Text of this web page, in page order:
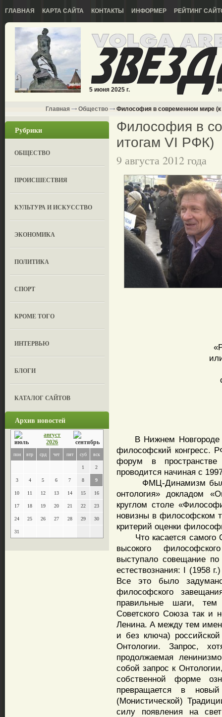
ГЛАВНАЯ КАРТА САЙТА КОНТАКТЫ ИНФОРМЕР РЕЙТИНГ
5 июня 2025 г.
Главная Общество Философия в современном мире (к
Рубрики
ОБЩЕСТВО
ПРОИСШЕСТВИЯ
КУЛЬТУРА И ИСКУССТВО
ЭКОНОМИКА
ПОЛИТИКА
СПОРТ
КРОМЕ ТОГО
ИНТЕРВЬЮ
БЛОГИ
КАТАЛОГ САЙТОВ
Архив новостей
август
2026
пон втр срд чет пят суб вск
1 2
3 4 5 6 7 8 9
10 11 12 13 14 15 16
17 18 19 20 21 22 23
24 25 26 27 28 29 30
31
Философия в
итогам VI РФК)
9 августа 2012 года
В Нижнем Новгороде в
философский конгресс.
форум в
проводится начиная с
ФМЦ-Динамизм был
онтология» докладом
круглом столе
новизны в философском
критерий оценки
Что касается самого
высокого
выступало совещание
естествознания: I (1958
Все это было
философского
правильные шаги,
Советского Союза так и
Ленина. А между тем
и без ключа)
Онтологии. Запрос,
продолжаемая
собой запрос к
собственной форме
превращается в новый
(Монистической)
силу появления на